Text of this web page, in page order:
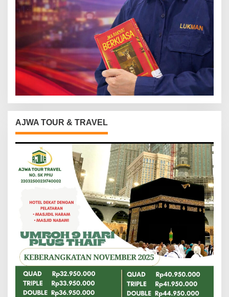
AJWA TOUR & TRAVEL